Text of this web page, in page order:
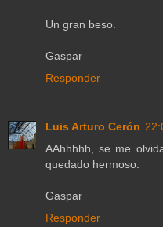
Un gran beso.
Gaspar
Responder
Luis Arturo Cerón
AAhhhhh, se me
quedado hermoso.
Gaspar
Responder